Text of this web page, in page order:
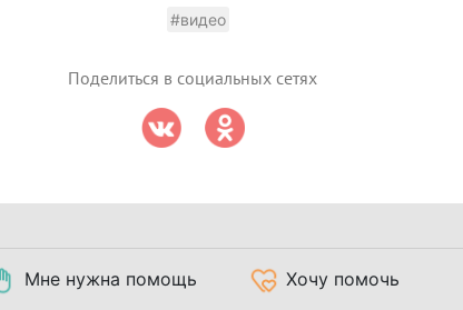
#видео
Поделиться в социальных сетях
Мне нужна помощь Хочу помочь